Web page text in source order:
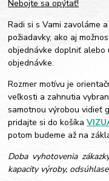
Nebojte sa opýtať!
Radi si s Vami zavoláme
požiadavky, ako aj
objednávke doplniť alebo
objednávke.
Rozmer motívu je
veľkosti a zahnutia
samotnou výrobou vidieť
pridajte si do košíka
potom budeme až na
Doba vyhotovenia
kapacity výroby,